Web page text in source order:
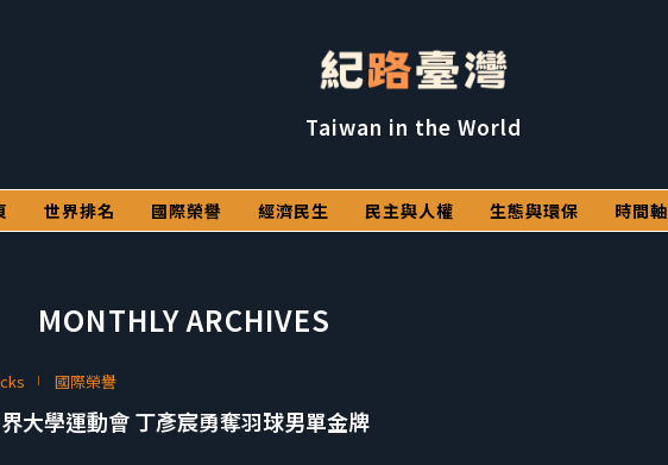
Taiwan in the World
世界排名 國際榮譽 經濟民生 民主與人權 生態與環保 時間軸
MONTHLY ARCHIVES
國際榮譽
大學運動會 丁彥宸勇奪羽球男單金牌